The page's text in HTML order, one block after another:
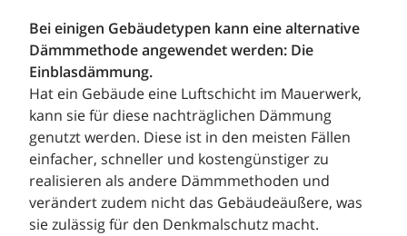
Bei einigen Gebäudetypen kann eine alternative
Dämmmethode angewendet werden: Die
Einblasdämmung.
Hat ein Gebäude eine Luftschicht im Mauerwerk,
kann sie für diese nachträglichen Dämmung
genutzt werden. Diese ist in den meisten Fällen
einfacher, schneller und kostengünstiger zu
realisieren als andere Dämmmethoden und
verändert zudem nicht das Gebäudeäußere, was
sie zulässig für den Denkmalschutz macht.